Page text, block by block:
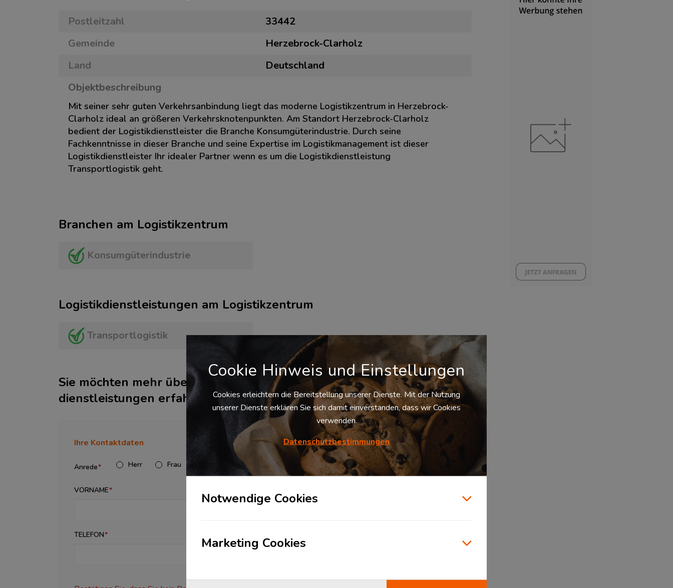
Postleitzahl
33442
Gemeinde
Herzebrock-Clarholz
Land
Deutschland
Objektbeschreibung
Mit seiner sehr guten Verkehrsanbindung liegt das moderne Logistikzentrum in Herzebrock-
Clarholz ideal an größeren Verkehrsknotenpunkten. Am Standort Herzebrock-Clarholz
bedient der Logistikdienstleister die Branche Konsumgüterindustrie. Durch seine
Fachkenntnisse in dieser Branche und seine Expertise im Logistikmanagement ist dieser
Logistikdienstleister Ihr idealer Partner wenn es um die Logistikdienstleistung
Transportlogistik geht.
Branchen am Logistikzentrum
Konsumgüterindustrie
Logistikdienstleistungen am Logistikzentrum
Transportlogistik
Sie möchten mehr über dieses Logistikzentrum und dessen Logistik­
dienstleistungen erfahren?
Ihre Kontaktdaten
Anrede Herr Frau
VORNAME
TELEFON
Cookie Hinweis und Einstellungen
Cookies erleichtern die Bereitstellung unserer Dienste. Mit der Nutzung
unserer Dienste erklären Sie sich damit einverstanden, dass wir Cookies
verwenden.
Datenschutzbestimmungen
Notwendige Cookies
Marketing Cookies